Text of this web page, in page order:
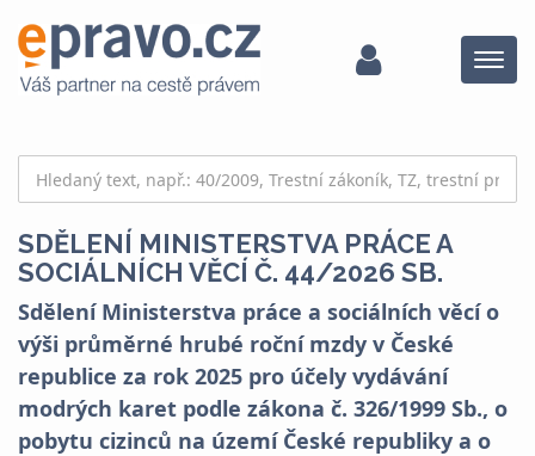
Menu
SDĚLENÍ MINISTERSTVA PRÁCE A
SOCIÁLNÍCH VĚCÍ Č. 44/2026 SB.
Sdělení Ministerstva práce a sociálních věcí o
výši průměrné hrubé roční mzdy v České
republice za rok 2025 pro účely vydávání
modrých karet podle zákona č. 326/1999 Sb., o
pobytu cizinců na území České republiky a o